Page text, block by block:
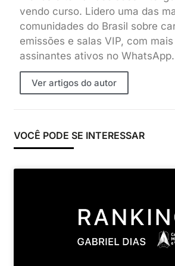
vendo curso. Lidero uma das
comunidades do Brasil sobre
emissões e salas VIP, com
assinantes ativos no WhatsApp.
Ver artigos do autor
VOCÊ PODE SE INTERESSAR